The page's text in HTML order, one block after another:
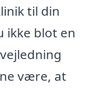
til din
ikke blot en
være, at